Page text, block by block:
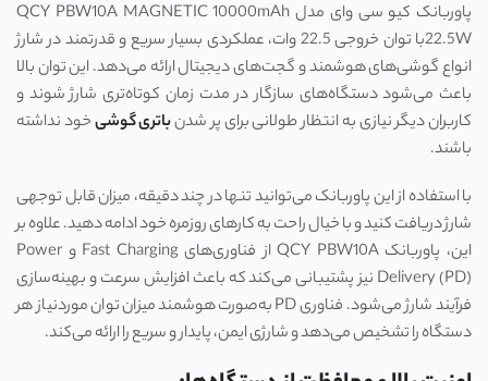
پاوربانک کیو سی وای مدل QCY PBW10A MAGNETIC 10000mAh
22.5Wبا توان خروجی 22.5 وات، عملکردی بسیار سریع و قدرتمند در شارژ
انواع گوشی‌های هوشمند و گجت‌های دیجیتال ارائه می‌دهد. این توان بالا
باعث می‌شود دستگاه‌های سازگار در مدت زمان کوتاه‌تری شارژ شوند و
کاربران دیگر نیازی به انتظار طولانی برای پر شدنباتری گوشیخود نداشته
باشند.
با استفاده از این پاوربانک می‌توانید تنها در چند دقیقه، میزان قابل توجهی
شارژ دریافت کنید و با خیال راحت به کارهای روزمره خود ادامه دهید. علاوه بر
این، پاوربانک QCY PBW10A از فناوری‌های Fast Charging و Power
Delivery (PD) نیز پشتیبانی می‌کند که باعث افزایش سرعت و بهینه‌سازی
فرآیند شارژ می‌شود. فناوری PD به‌صورت هوشمند میزان توان موردنیاز هر
دستگاه را تشخیص می‌دهد و شارژی ایمن، پایدار و سریع را ارائه می‌کند.